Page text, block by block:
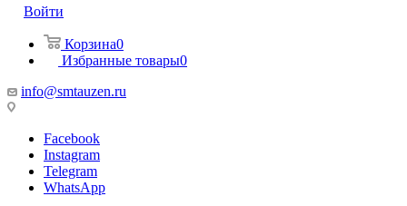
Войти
Корзина0
Избранные товары0
info@smtauzen.ru
Facebook
Instagram
Telegram
WhatsApp